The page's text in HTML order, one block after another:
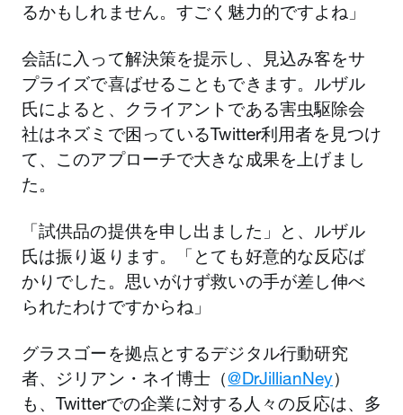
るかもしれません。すごく魅力的ですよね」
会話に入って解決策を提示し、見込み客をサ
プライズで喜ばせることもできます。ルザル
氏によると、クライアントである害虫駆除会
社はネズミで困っているTwitter利用者を見つけ
て、このアプローチで大きな成果を上げまし
た。
「試供品の提供を申し出ました」と、ルザル
氏は振り返ります。「とても好意的な反応ば
かりでした。思いがけず救いの手が差し伸べ
られたわけですからね」
グラスゴーを拠点とするデジタル行動研究
者、ジリアン・ネイ博士（@DrJillianNey）
も、Twitterでの企業に対する人々の反応は、多